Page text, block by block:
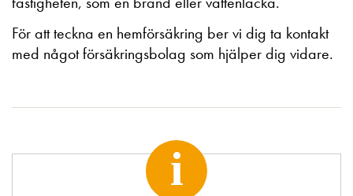
För att teckna en hemförsäkring ber vi dig ta kontakt
med något försäkringsbolag som hjälper dig vidare.
i